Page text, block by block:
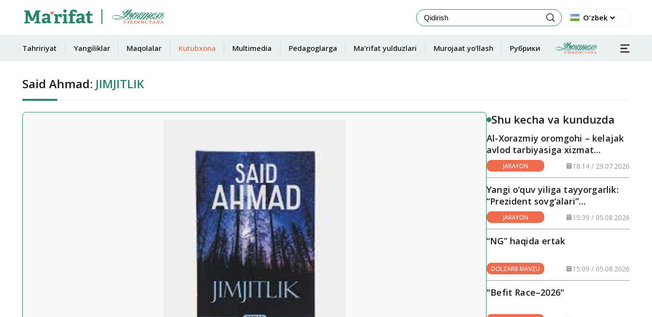
O'zbek
Tahririyat Yangiliklar Maqolalar Kutubxona Multimedia Pedagoglarga Ma’rifat yulduzlari Murojaat yo‘llash Рубрики
Said Ahmad: JIMJITLIK
Shu kecha va kunduzda
Al-Xorazmiy oromgohi – kelajak
avlod tarbiyasiga xizmat
qilayotgan maskan
JARAYON 18:14 / 29.07.2026
Yangi o‘quv yiliga tayyorgarlik:
“Prezident sovg‘alari”
hududlarga yetkazilmoqda
JARAYON 15:39 / 05.08.2026
“NG” haqida ertak
DOLZARB MAVZU 15:09 / 05.08.2026
"Befit Race–2026"